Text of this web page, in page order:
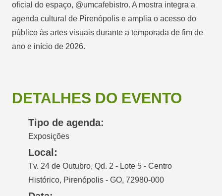
oficial do espaço, @umcafebistro. A mostra integra a
agenda cultural de Pirenópolis e amplia o acesso do
público às artes visuais durante a temporada de fim de
ano e início de 2026.
DETALHES DO EVENTO
Tipo de agenda:
Exposições
Local:
Tv. 24 de Outubro, Qd. 2 - Lote 5 - Centro
Histórico, Pirenópolis - GO, 72980-000